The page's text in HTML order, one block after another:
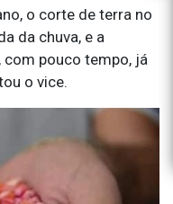
o corte de terra no
da chuva, e a
pouco tempo, já
o vice.